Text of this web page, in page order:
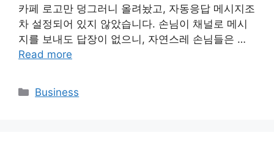
카페 로고만 덩그러니 올려놨고, 자동응답 메시지조
차 설정되어 있지 않았습니다. 손님이 채널로 메시
지를 보내도 답장이 없으니, 자연스레 손님들은 …
Read more
Categories
Business